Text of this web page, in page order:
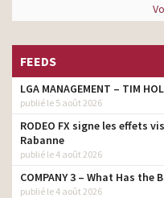
FEEDS
LGA MANAGEMENT – TIM
publié le 5 août 2026
RODEO FX signe les effets
Rabanne
publié le 4 août 2026
COMPANY 3 – What Has the
publié le 4 août 2026